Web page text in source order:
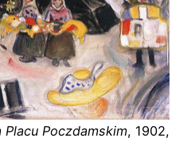
Placu Poczdamskim, 1902,